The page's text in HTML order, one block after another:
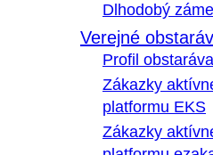
Dlhodobý
Verejné
Profil
Zákazky
platformu EKS
Zákazky